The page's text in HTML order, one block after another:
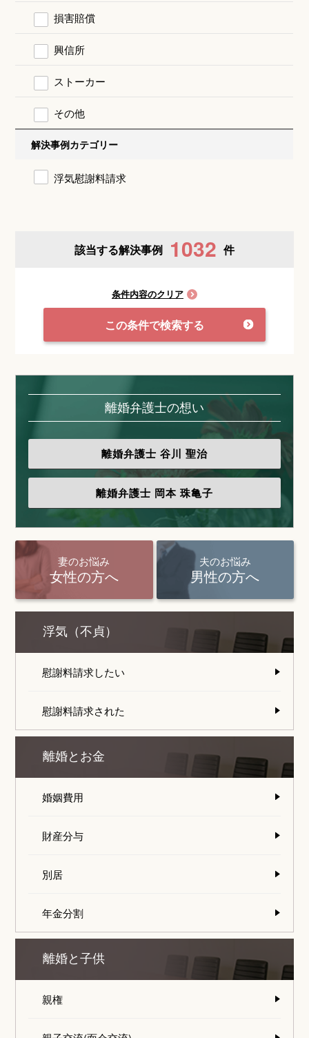
損害賠償
興信所
ストーカー
その他
解決事例カテゴリー
浮気慰謝料請求
該当する解決事例 1032 件
条件内容のクリア
この条件で検索する
離婚弁護士の想い
離婚弁護士 谷川 聖治
離婚弁護士 岡本 珠亀子
妻のお悩み
女性の方へ
夫のお悩み
男性の方へ
浮気（不貞）
慰謝料請求したい
慰謝料請求された
離婚とお金
婚姻費用
財産分与
別居
年金分割
離婚と子供
親権